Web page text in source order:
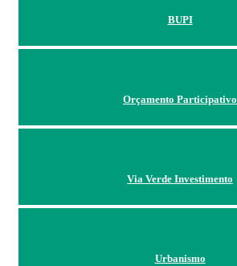
BUPI
Orçamento Participativo
Via Verde Investimento
Urbanismo